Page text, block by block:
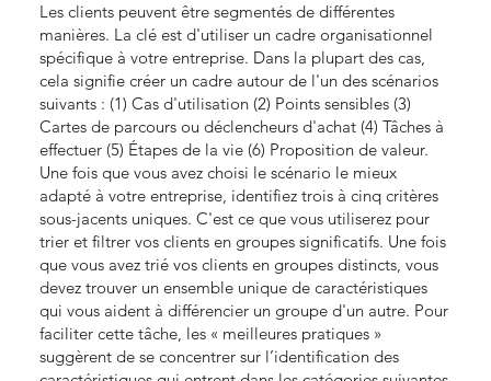
Les clients peuvent être segmentés de différentes
manières. La clé est d'utiliser un cadre organisationnel
spécifique à votre entreprise. Dans la plupart des cas,
cela signifie créer un cadre autour de l'un des scénarios
suivants : (1) Cas d'utilisation (2) Points sensibles (3)
Cartes de parcours ou déclencheurs d'achat (4) Tâches à
effectuer (5) Étapes de la vie (6) Proposition de valeur.
Une fois que vous avez choisi le scénario le mieux
adapté à votre entreprise, identifiez trois à cinq critères
sous-jacents uniques. C'est ce que vous utiliserez pour
trier et filtrer vos clients en groupes significatifs. Une fois
que vous avez trié vos clients en groupes distincts, vous
devez trouver un ensemble unique de caractéristiques
qui vous aident à différencier un groupe d'un autre. Pour
faciliter cette tâche, les « meilleures pratiques »
suggèrent de se concentrer sur l’identification des